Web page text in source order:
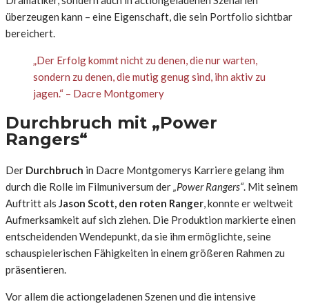
überzeugen kann – eine Eigenschaft, die sein Portfolio sichtbar
bereichert.
„Der Erfolg kommt nicht zu denen, die nur warten,
sondern zu denen, die mutig genug sind, ihn aktiv zu
jagen.“ – Dacre Montgomery
Durchbruch mit „Power
Rangers“
Der Durchbruch in Dacre Montgomerys Karriere gelang ihm
durch die Rolle im Filmuniversum der„Power Rangers“. Mit seinem
Auftritt als Jason Scott, den roten Ranger, konnte er weltweit
Aufmerksamkeit auf sich ziehen. Die Produktion markierte einen
entscheidenden Wendepunkt, da sie ihm ermöglichte, seine
schauspielerischen Fähigkeiten in einem größeren Rahmen zu
präsentieren.
Vor allem die actiongeladenen Szenen und die intensive